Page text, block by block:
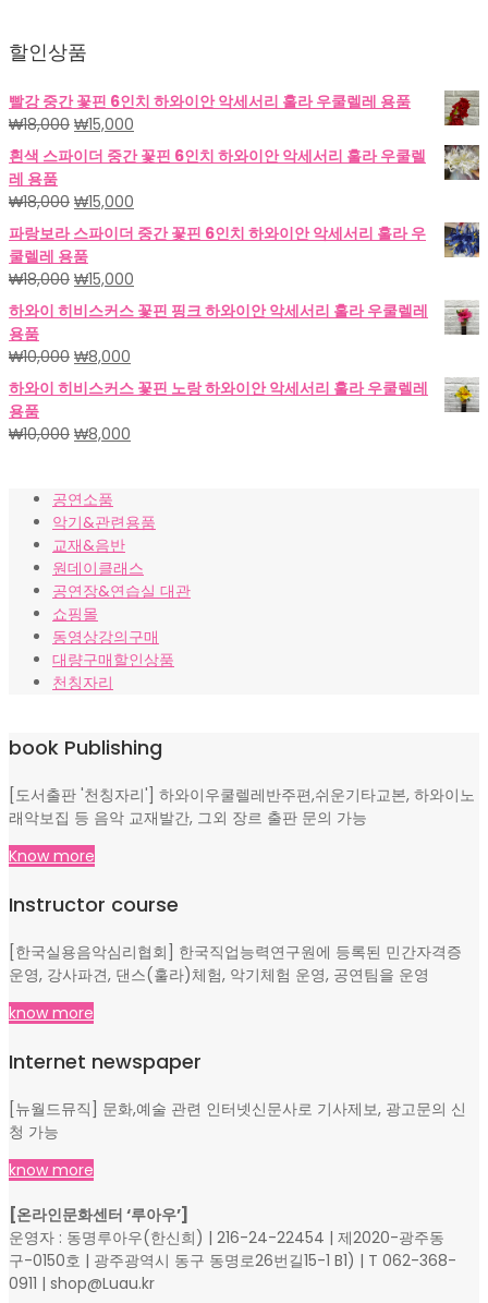
할인상품
빨강 중간 꽃핀 6인치 하와이안 악세서리 훌라 우쿨렐레 용품
₩18,000 원
래
가
격:
₩18,000.
₩15,000
재
가
₩15,000.
흰색 스파이더 중간 꽃핀 6인치 하와이안 악세서리 훌라 우쿨렐
레 용품
₩18,000 원
래
가
격:
₩18,000.
₩15,000
재
가
₩15,000.
파랑보라 스파이더 중간 꽃핀 6인치 하와이안 악세서리 훌라 우
쿨렐레 용품
₩18,000 원
래
가
격:
₩18,000.
₩15,000
재
가
하와이 히비스커스 꽃핀 핑크 하와이안 악세서리 훌라 우쿨렐레
용품
₩10,000 원
래
가
격:
₩10,000.
₩8,000
재
가
₩8,000.
하와이 히비스커스 꽃핀 노랑 하와이안 악세서리 훌라 우쿨렐레
용품
₩10,000 원
격:
₩10,000.
₩8,000
₩8,000.
공연소품
악기&관련용품
교재&음반
원데이클래스
공연장&연습실 대관
쇼핑몰
동영상강의구매
대량구매할인상품
천칭자리
book Publishing
[도서출판 '천칭자리'] 하와이우쿨렐레반주편,쉬운기타교본, 하와이노
래악보집 등 음악 교재발간, 그외 장르 출판 문의 가능
Know more
Instructor course
[한국실용음악심리협회] 한국직업능력연구원에 등록된 민간자격증
운영, 강사파견, 댄스(훌라)체험, 악기체험 운영, 공연팀을 운영
know more
Internet newspaper
[뉴월드뮤직] 문화,예술 관련 인터넷신문사로 기사제보, 광고문의 신
청 가능
know more
[온라인문화센터 ‘루아우’]
운영자 : 동명루아우(한신희) | 216-24-22454 | 제2020-광주동
구-0150호 | 광주광역시 동구 동명로26번길15-1 B1) | T 062-368-
0911 | shop@Luau.kr